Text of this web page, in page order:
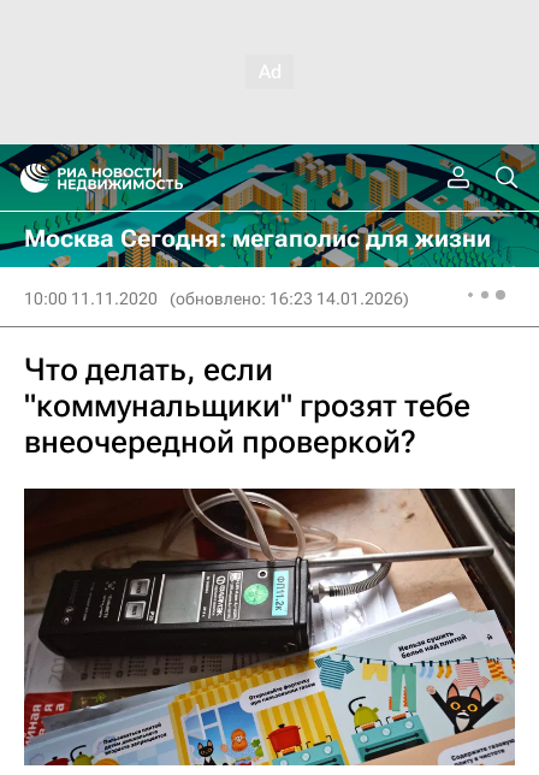
Москва Сегодня: мегаполис для жизни
10:00 11.11.2020 (обновлено: 16:23 14.01.2026)
Что делать, если
"коммунальщики" грозят тебе
внеочередной проверкой?